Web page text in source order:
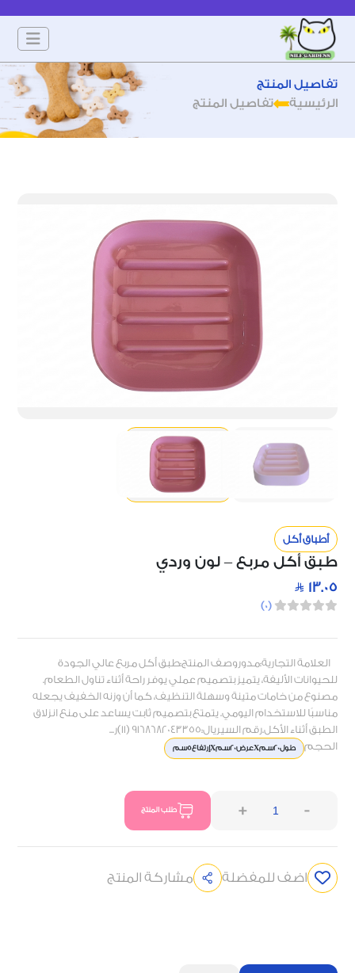
تفاصيل المنتج
الرئيسية
تفاصيل المنتج
أطباق أكل
طبق أكل مربع – لون وردي
13.05
(
0
)
العلامة التجارية:مدوروصف المنتج:طبق أكل مربع عالي الجودة
للحيوانات الأليفة، يتميز بتصميم عملي يوفر راحة أثناء تناول الطعام.
مصنوع من خامات متينة وسهلة التنظيف، كما أن وزنه الخفيف يجعله
مناسبًا للاستخدام اليومي. يتمتع بتصميم ثابت يساعد على منع انزلاق
الطبق أثناء الأكل.رقم السيريال:9168682043355 (11)ر...
الحجم
طول20سمXعرض20سمXإرتفاع5سم
-
+ طلب المنتج
اضف للمفضلة مشاركة المنتج